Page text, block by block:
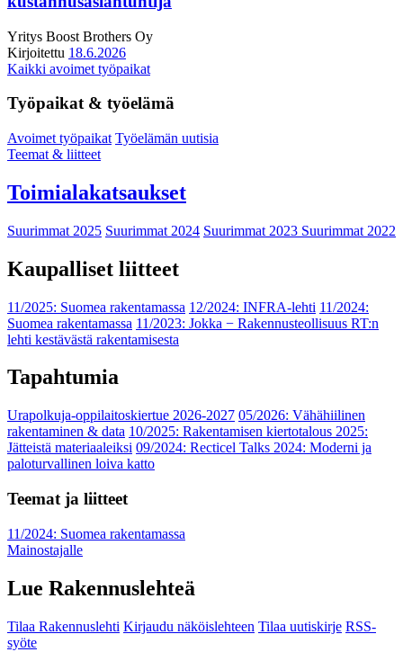
Yritys Boost Brothers Oy
Kirjoitettu 18.6.2026
Kaikki avoimet työpaikat
Työpaikat & työelämä
Avoimet työpaikat Työelämän uutisia
Teemat & liitteet
Toimialakatsaukset
Suurimmat 2025 Suurimmat 2024 Suurimmat 2023 Suurimmat 2022
Kaupalliset liitteet
11/2025: Suomea rakentamassa 12/2024: INFRA-lehti 11/2024:
Suomea rakentamassa 11/2023: Jokka − Rakennusteollisuus RT:n
lehti kestävästä rakentamisesta
Tapahtumia
Urapolkuja-oppilaitoskiertue 2026-2027 05/2026: Vähähiilinen
rakentaminen & data 10/2025: Rakentamisen kiertotalous 2025:
Jätteistä materiaaleiksi 09/2024: Recticel Talks 2024: Moderni ja
paloturvallinen loiva katto
Teemat ja liitteet
11/2024: Suomea rakentamassa
Mainostajalle
Lue Rakennuslehteä
Tilaa Rakennuslehti Kirjaudu näköislehteen Tilaa uutiskirje RSS-
syöte